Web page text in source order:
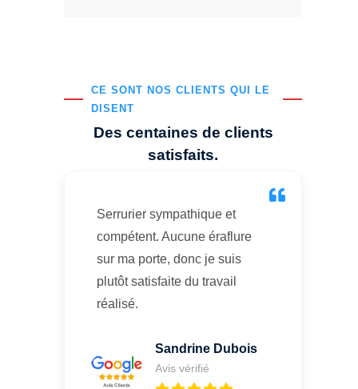
CE SONT NOS CLIENTS QUI LE
DISENT
Des centaines de clients
satisfaits.
Serrurier sympathique et
compétent. Aucune éraflure
sur ma porte, donc je suis
plutôt satisfaite du travail
réalisé.
Sandrine Dubois
Avis vérifié